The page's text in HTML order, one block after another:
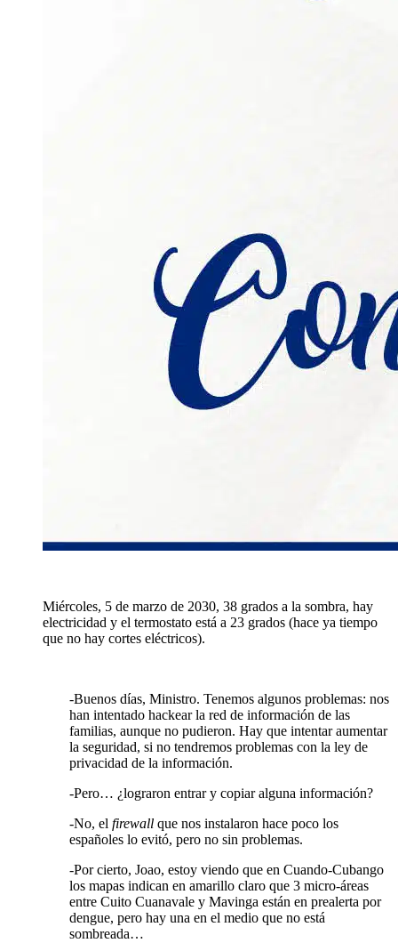
Miércoles, 5 de marzo de 2030, 38 grados a la sombra, hay
electricidad y el termostato está a 23 grados (hace ya tiempo
que no hay cortes eléctricos).
-Buenos días, Ministro. Tenemos algunos problemas: nos
han intentado hackear la red de información de las
familias, aunque no pudieron. Hay que intentar aumentar
la seguridad, si no tendremos problemas con la ley de
privacidad de la información.
-Pero… ¿lograron entrar y copiar alguna información?
-No, el firewall que nos instalaron hace poco los
españoles lo evitó, pero no sin problemas.
-Por cierto, Joao, estoy viendo que en Cuando-Cubango
los mapas indican en amarillo claro que 3 micro-áreas
entre Cuito Cuanavale y Mavinga están en prealerta por
dengue, pero hay una en el medio que no está
sombreada…